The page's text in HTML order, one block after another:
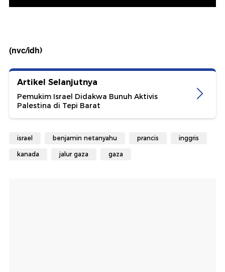
(nvc/idh)
Artikel Selanjutnya
Pemukim Israel Didakwa Bunuh Aktivis
Palestina di Tepi Barat
israel benjamin netanyahu prancis inggris
kanada jalur gaza gaza